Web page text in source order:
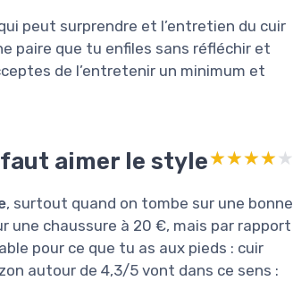
peut surprendre et l’entretien du cuir
paire que tu enfiles sans réfléchir et
de l’entretenir un minimum et
aimer le style★★★★★
★★★★★
, surtout quand on tombe sur une bonne
une chaussure à 20 €, mais par rapport
pour ce que tu as aux pieds : cuir
autour de 4,3/5 vont dans ce sens :